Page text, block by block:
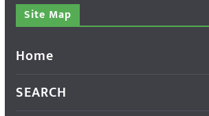
Site Map
Home
SEARCH